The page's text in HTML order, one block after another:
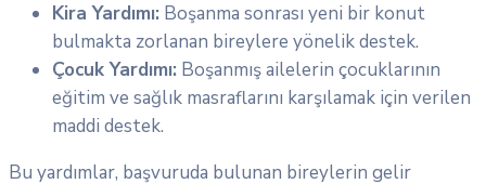
Kira Yardımı: Boşanma sonrası yeni bir konut
bulmakta zorlanan bireylere yönelik destek.
Çocuk Yardımı: Boşanmış ailelerin çocuklarının
eğitim ve sağlık masraflarını karşılamak için verilen
maddi destek.
Bu yardımlar, başvuruda bulunan bireylerin gelir